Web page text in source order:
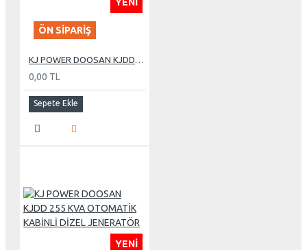
ÖN SIPARIŞ
KJ POWER DOOSAN KJDD 220 KVA OTOMATİK KABİNLİ DİZEL JENERATÖR
0,00 TL
Sepete Ekle
YENI